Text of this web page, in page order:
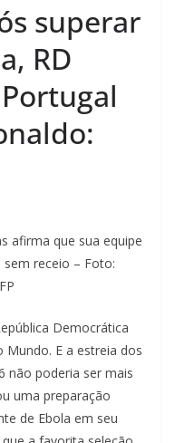
superar
RD
afirma que sua equipe
receio – Foto:
Democrática
Mundo. E a estreia dos
não poderia ser mais
uma preparação
de Ebola em seu